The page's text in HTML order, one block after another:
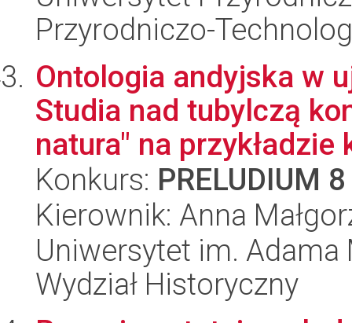
Przyrodniczo-
Ontologia andyjska w
Studia nad tubylczą
natura" na przykładzie
Konkurs: PRELUDIUM 8
Kierownik: Anna
Uniwersytet im.
Wydział Historyczny